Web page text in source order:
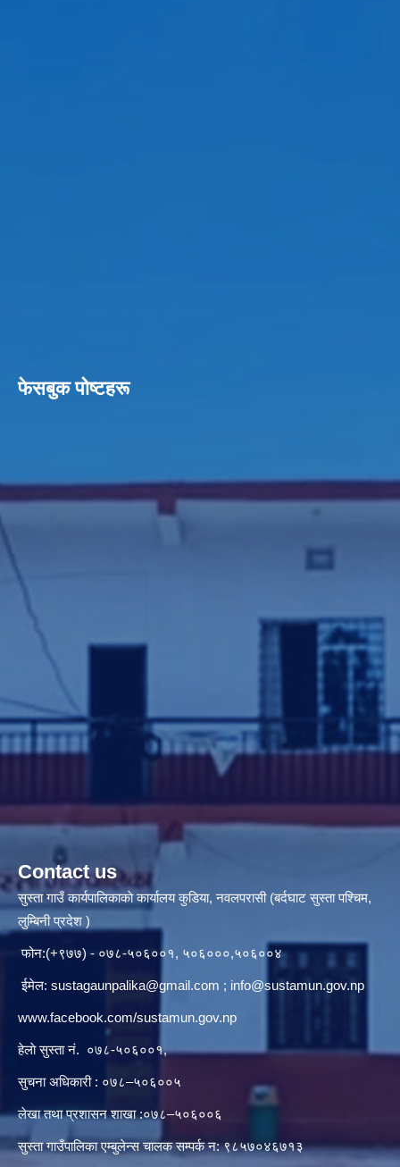
फेसबुक पाेष्टहरू
Contact us
सुस्ता गाउँ कार्यपालिकाकाे कार्यालय कुडिया, नवलपरासी (बर्दघाट सुस्ता पश्चिम,
लुम्बिनी प्रदेश )
फोन:(+९७७) - ०७८-५०६००१, ५०६०००,५०६००४
ईमेल: sustagaunpalika@gmail.com ; info@sustamun.gov.np
www.facebook.com/sustamun.gov.np
हेलाे सुस्ता नं. ०७८-५०६००१,
सुचना अधिकारी : ०७८–५०६००५
लेखा तथा प्रशासन शाखा :०७८–५०६००६
सुस्ता गाउँपालिका एम्बुलेन्स चालक सम्पर्क न‌‍: ९८५७०४६७१३